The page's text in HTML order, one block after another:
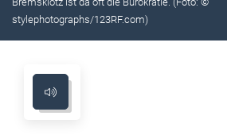
stylephotographs/123RF.com)